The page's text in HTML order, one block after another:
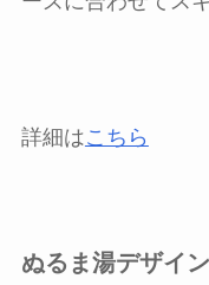
詳細はこちら
ぬるま湯デザイン